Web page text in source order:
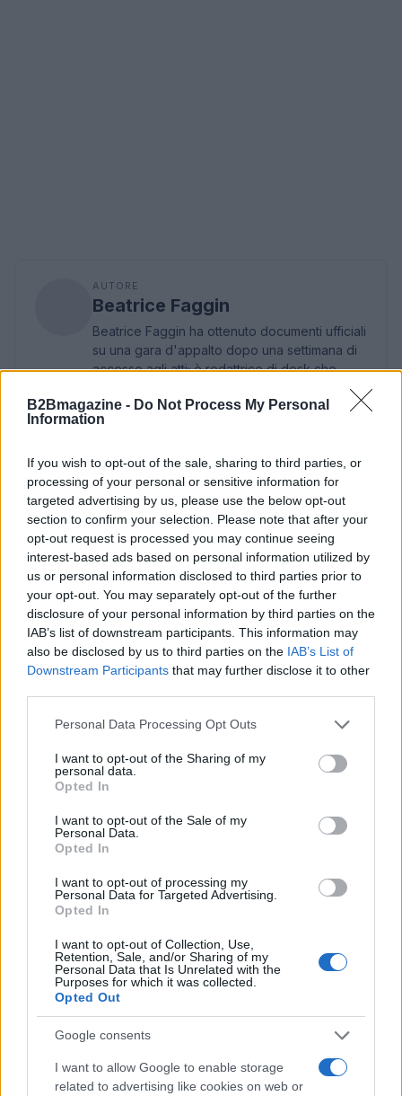
B2Bmagazine - Do Not Process My Personal
Information
If you wish to opt-out of the sale, sharing to third parties, or
processing of your personal or sensitive information for
targeted advertising by us, please use the below opt-out
section to confirm your selection. Please note that after your
opt-out request is processed you may continue seeing
interest-based ads based on personal information utilized by
us or personal information disclosed to third parties prior to
your opt-out. You may separately opt-out of the further
disclosure of your personal information by third parties on the
IAB’s list of downstream participants. This information may
also be disclosed by us to third parties on the IAB’s List of
Downstream Participants that may further disclose it to other
Please note that this website/app uses one or more Google
not limited to your visit or usage behaviour. You may click to
grant or deny consent to Google and its third-party tags to
use your data for below specified purposes in below Google
consent section.
Personal Data Processing Opt Outs
I want to opt-out of the Sharing of my
personal data.
Opted In
I want to opt-out of the Sale of my
Personal Data.
Opted In
I want to opt-out of processing my
Personal Data for Targeted Advertising.
Opted In
I want to opt-out of Collection, Use,
Retention, Sale, and/or Sharing of my
Personal Data that Is Unrelated with the
Purposes for which it was collected.
Opted Out
Google consents
I want to allow Google to enable storage
related to advertising like cookies on web or
AUTORE
Beatrice Faggin
Beatrice Faggin ha ottenuto documenti ufficiali
su una gara d'appalto dopo una settimana di
accesso agli atti; è redattrice di desk che
fact-checking interno. Genovese di nascita,
tiene un database personale di contratti
Continua a leggere
B2B NEWS